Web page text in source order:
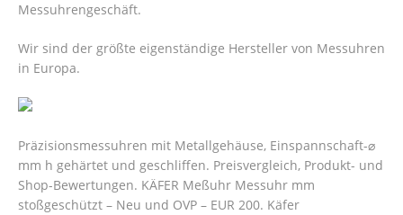
Messuhrengeschäft.
Wir sind der größte eigenständige Hersteller von Messuhren
in Europa.
Präzisionsmessuhren mit Metallgehäuse, Einspannschaft-⌀
mm h gehärtet und geschliffen. Preisvergleich, Produkt- und
Shop-Bewertungen. KÄFER Meßuhr Messuhr mm
stoßgeschützt – Neu und OVP – EUR 200. Käfer